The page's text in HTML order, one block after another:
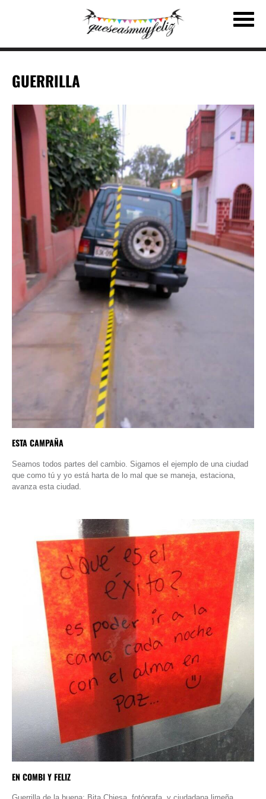
GUERRILLA
ESTA CAMPAÑA
Seamos todos partes del cambio. Sigamos el ejemplo de una ciudad
que como tú y yo está harta de lo mal que se maneja, estaciona,
avanza esta ciudad.
EN COMBI Y FELIZ